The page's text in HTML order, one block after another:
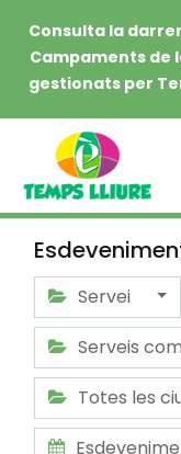
Consulta la
Campaments de
gestionats per
Servei
Serveis
Totes les